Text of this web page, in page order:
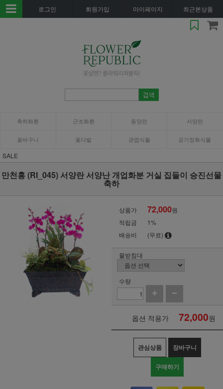
로그인 회원가입 마이페이지 최근본상품
축하화환 근조화환 동양란 서양란
꽃바구니 꽃다발 관엽식물 공기정화식물
SALE
만천홍 (RI_045) 서양란 서양난 개업화분 거실 집들이 승진선물
축하
상품가 72,000원
적립금
1%
배송비
(무료)
물받침대
수량
옵션 적용가 72,000원
관심상품 장바구니
구매하기